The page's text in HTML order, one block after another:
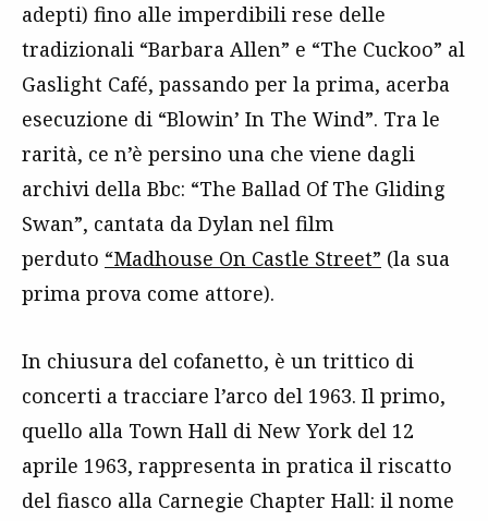
adepti) fino alle imperdibili rese delle
tradizionali “Barbara Allen” e “The Cuckoo” al
Gaslight Café, passando per la prima, acerba
esecuzione di “Blowin’ In The Wind”. Tra le
rarità, ce n’è persino una che viene dagli
archivi della Bbc: “The Ballad Of The Gliding
Swan”, cantata da Dylan nel film
perduto “Madhouse On Castle Street” (la sua
prima prova come attore).
In chiusura del cofanetto, è un trittico di
concerti a tracciare l’arco del 1963. Il primo,
quello alla Town Hall di New York del 12
aprile 1963, rappresenta in pratica il riscatto
del fiasco alla Carnegie Chapter Hall: il nome